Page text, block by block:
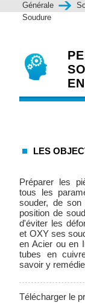
Générale
Soudure
LES
Préparer les
tous les
souder, de
position de
d'éviter les
et OXY ses
en Acier ou en
tubes en
savoir y
Télécharger le